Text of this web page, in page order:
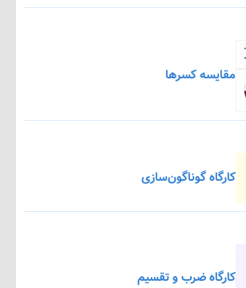
کسرها
و تقسیم